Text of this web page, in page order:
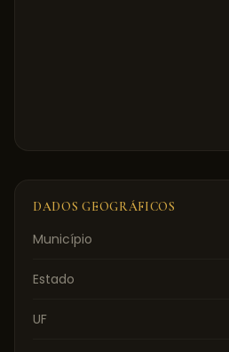
DADOS GEOGRÁFICOS
Município
Estado
UF